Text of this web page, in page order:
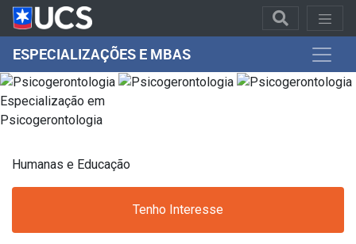
ESPECIALIZAÇÕES E MBAS
Especialização em
Psicogerontologia
Humanas e Educação
Tenho Interesse